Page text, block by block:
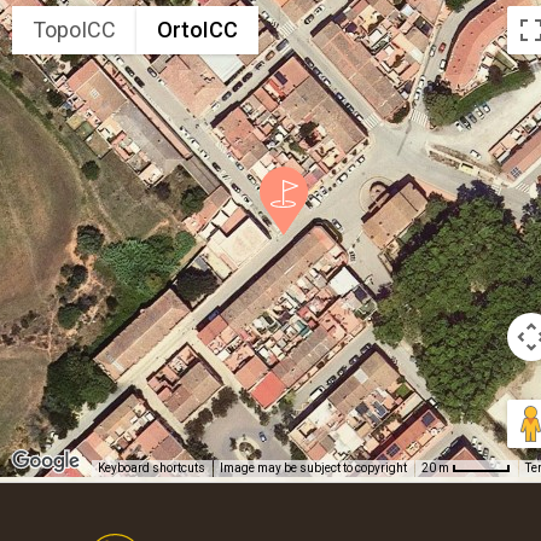
TopoICC OrtoICC
Keyboard shortcuts Image may be subject to copyright 20 m